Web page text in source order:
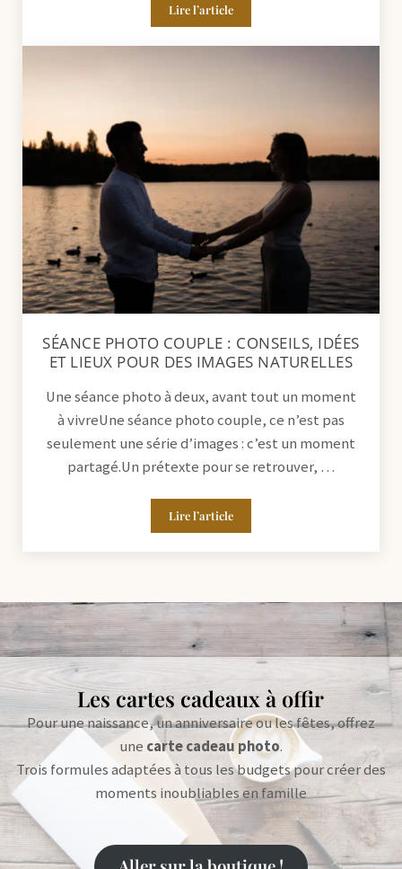
Lire l’articlePréparer votre séance photo
SÉANCE PHOTO COUPLE : CONSEILS, IDÉES
ET LIEUX POUR DES IMAGES NATURELLES
Une séance photo à deux, avant tout un moment
à vivreUne séance photo couple, ce n’est pas
seulement une série d’images : c’est un moment
partagé.Un prétexte pour se retrouver, …
Lire l’articleSéance photo couple : conseils, idées
Les cartes cadeaux à offir
Pour une naissance, un anniversaire ou les fêtes, offrez
une carte cadeau photo.
Trois formules adaptées à tous les budgets pour créer des
moments inoubliables en famille